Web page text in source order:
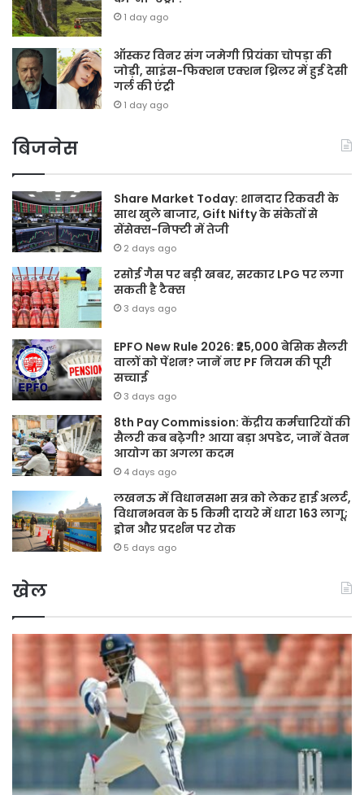
1 day ago
ऑस्कर विनर संग जमेगी प्रियंका चोपड़ा की
जोड़ी, साइंस-फिक्शन एक्शन थ्रिलर में हुई देसी
गर्ल की एंट्री
1 day ago
बिजनेस
Share Market Today: शानदार रिकवरी के
साथ खुले बाजार, Gift Nifty के संकेतों से
सेंसेक्स-निफ्टी में तेजी
2 days ago
रसोई गैस पर बड़ी खबर, सरकार LPG पर लगा
सकती है टैक्स
3 days ago
EPFO New Rule 2026: ₹25,000 बेसिक सैलरी
वालों को पेंशन? जानें नए PF नियम की पूरी
सच्चाई
3 days ago
8th Pay Commission: केंद्रीय कर्मचारियों की
सैलरी कब बढ़ेगी? आया बड़ा अपडेट, जानें वेतन
आयोग का अगला कदम
4 days ago
लखनऊ में विधानसभा सत्र को लेकर हाई अलर्ट,
विधानभवन के 5 किमी दायरे में धारा 163 लागू;
ड्रोन और प्रदर्शन पर रोक
5 days ago
खेल